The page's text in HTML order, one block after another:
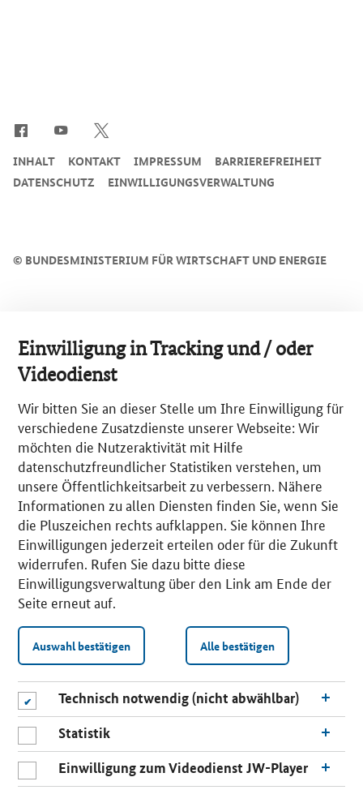
© BUNDESMINISTERIUM FÜR WIRTSCHAFT UND ENERGIE
INHALT KONTAKT IMPRESSUM
BARRIEREFREIHEIT
DATENSCHUTZ
EINWILLIGUNGSVERWALTUNG
Einwilligung in Tracking und / oder
Videodienst
Wir bitten Sie an dieser Stelle um Ihre Einwilligung für
verschiedene Zusatzdienste unserer Webseite: Wir
möchten die Nutzeraktivität mit Hilfe
datenschutzfreundlicher Statistiken verstehen, um
unsere Öffentlichkeitsarbeit zu verbessern. Nähere
Informationen zu allen Diensten finden Sie, wenn Sie
die Pluszeichen rechts aufklappen. Sie können Ihre
Einwilligungen jederzeit erteilen oder für die Zukunft
widerrufen. Rufen Sie dazu bitte diese
Einwilligungsverwaltung über den Link am Ende der
Seite erneut auf.
Auswahl bestätigen Alle bestätigen
Technisch notwendig (nicht abwählbar)
Statistik
Einwilligung zum Videodienst JW-Player